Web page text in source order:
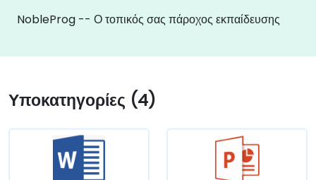
NobleProg -- Ο τοπικός σας πάροχος εκπαίδευσης
Υποκατηγορίες (4)